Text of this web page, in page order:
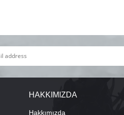
HAKKIMIZDA
Hakkımızda